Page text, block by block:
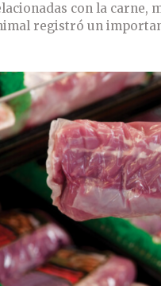
con la carne,
registró un